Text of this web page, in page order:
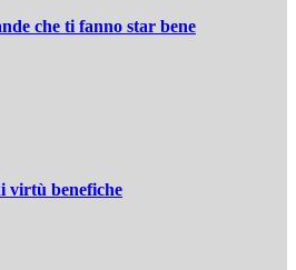
che ti fanno star bene
virtù benefiche